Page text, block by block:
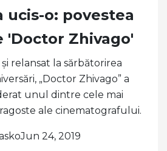
ucis-o: povestea
'Doctor Zhivago'
relansat la sărbătorirea
„Doctor Zhivago” a
unul dintre cele mai
ale cinematografului.
24, 2019